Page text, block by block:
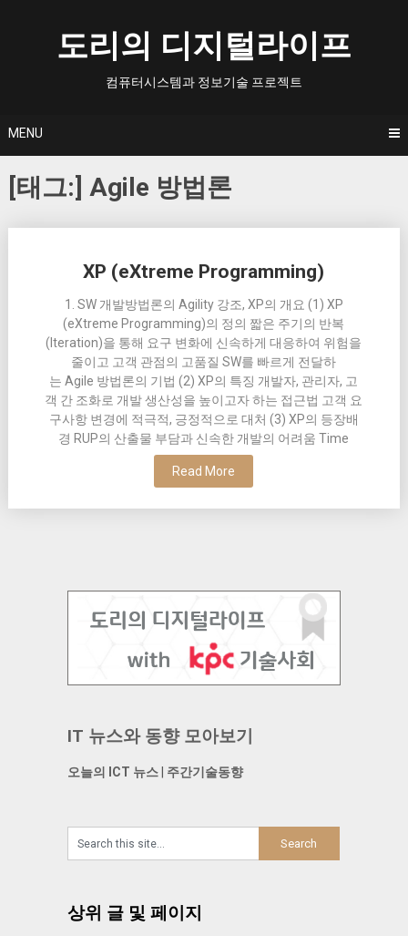
도리의 디지털라이프
컴퓨터시스템과 정보기술 프로젝트
MENU
[태그:] Agile 방법론
XP (eXtreme Programming)
1. SW 개발방법론의 Agility 강조, XP의 개요 (1) XP
(eXtreme Programming)의 정의 짧은 주기의 반복
(Iteration)을 통해 요구 변화에 신속하게 대응하여 위험을
줄이고 고객 관점의 고품질 SW를 빠르게 전달하
는 Agile 방법론의 기법 (2) XP의 특징 개발자, 관리자, 고
객 간 조화로 개발 생산성을 높이고자 하는 접근법 고객 요
구사항 변경에 적극적, 긍정적으로 대처 (3) XP의 등장배
경 RUP의 산출물 부담과 신속한 개발의 어려움 Time
Read More
navigation
IT 뉴스와 동향 모아보기
오늘의 ICT 뉴스| 주간기술동향
상위 글 및 페이지